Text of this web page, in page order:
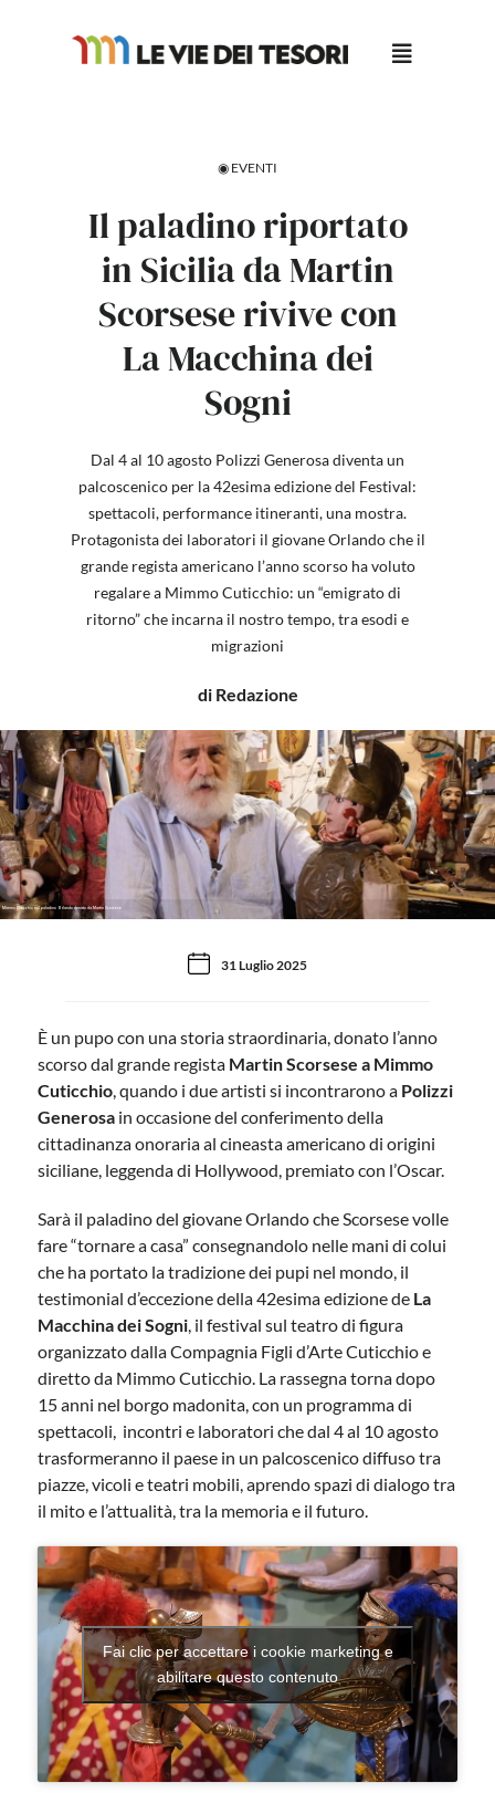
◉ EVENTI
Il paladino riportato
in Sicilia da Martin
Scorsese rivive con
La Macchina dei
Sogni
Dal 4 al 10 agosto Polizzi Generosa diventa un
palcoscenico per la 42esima edizione del Festival:
spettacoli, performance itineranti, una mostra.
Protagonista dei laboratori il giovane Orlando che il
grande regista americano l’anno scorso ha voluto
regalare a Mimmo Cuticchio: un “emigrato di
ritorno” che incarna il nostro tempo, tra esodi e
migrazioni
di Redazione
Mimmo Cuticchio col paladino Orlando donato da Martin Scorsese
31 Luglio 2025
È un pupo con una storia straordinaria, donato l’anno
scorso dal grande regista Martin Scorsese a Mimmo
Cuticchio, quando i due artisti si incontrarono a Polizzi
Generosa in occasione del conferimento della
cittadinanza onoraria al cineasta americano di origini
siciliane, leggenda di Hollywood, premiato con l’Oscar.
Sarà il paladino del giovane Orlando che Scorsese volle
fare “tornare a casa” consegnandolo nelle mani di colui
che ha portato la tradizione dei pupi nel mondo, il
testimonial d’eccezione della 42esima edizione de La
Macchina dei Sogni, il festival sul teatro di figura
organizzato dalla Compagnia Figli d’Arte Cuticchio e
diretto da Mimmo Cuticchio. La rassegna torna dopo
15 anni nel borgo madonita, con un programma di
spettacoli, incontri e laboratori che dal 4 al 10 agosto
trasformeranno il paese in un palcoscenico diffuso tra
piazze, vicoli e teatri mobili, aprendo spazi di dialogo tra
il mito e l’attualità, tra la memoria e il futuro.
Fai clic per accettare i cookie marketing e
abilitare questo contenuto